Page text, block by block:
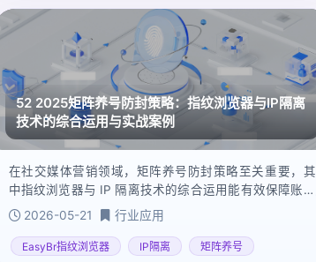
52 2025矩阵养号防封策略：指纹浏览器与IP隔离
技术的综合运用与实战案例
在社交媒体营销领域，矩阵养号防封策略至关重要，其
中指纹浏览器与 IP 隔离技术的综合运用能有效保障账号
安全，提升运营效果。以下从技术原理、组合运用方法
2026-05-21 行业应用
EasyBr指纹浏览器 IP隔离 矩阵养号